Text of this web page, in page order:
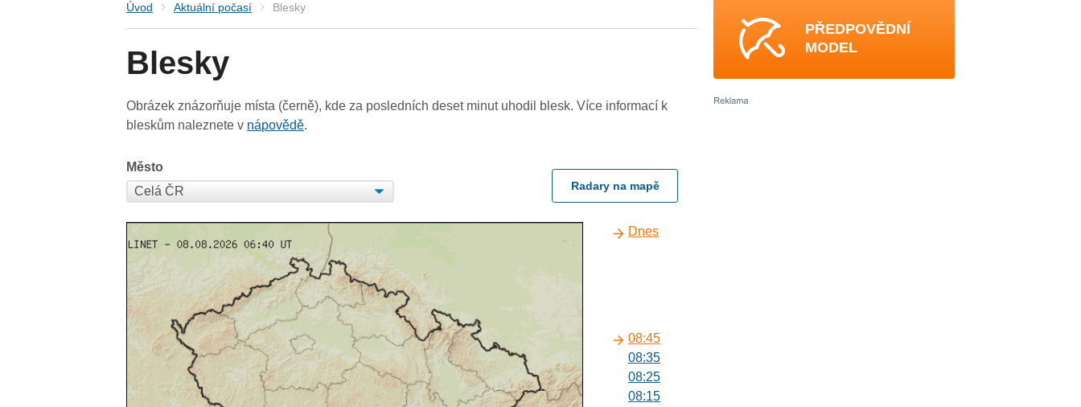
Úvod Aktuální počasí Blesky
Blesky
Obrázek znázorňuje místa (černě), kde za posledních deset minut uhodil blesk. Více informací k
bleskům naleznete v nápovědě.
Město
Radary na mapě
Dnes
08:45
08:35
08:25
08:15
PŘEDPOVĚDNÍ
MODEL